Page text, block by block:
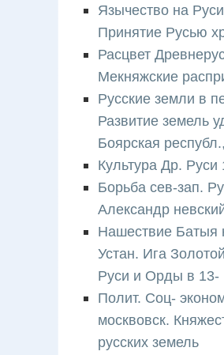
Язычество на
Принятие Русью
Расцвет
Мекняжские
Русские земли в
Развитие земель
Боярская
Культура Др. Руси
Борьба сев-зап.
Александр
Нашествие Батыя
Устан. Ига
Руси и Орды в 13-
Полит. Соц-
москвовск.
русских земель